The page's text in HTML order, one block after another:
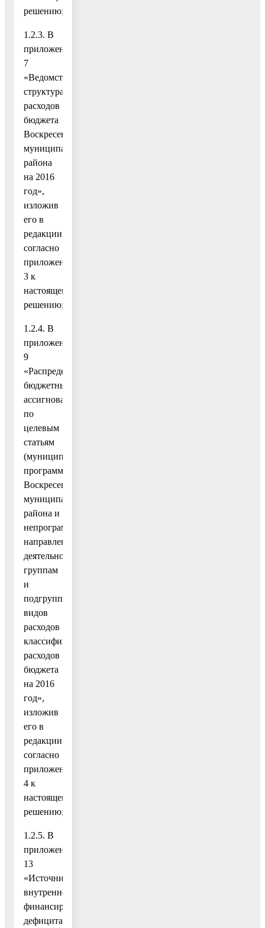
решению;
1.2.3. В
приложение
7
«Ведомственная
структура
расходов
бюджета
Воскресенского
муниципального
района
на 2016
год»,
изложив
его в
редакции
согласно
приложению
3 к
настоящему
решению;
1.2.4. В
приложение
9
«Распределение
бюджетных
ассигнований
по
целевым
статьям
(муниципальным
программам
Воскресенского
муниципального
района и
непрограммным
направлениям
деятельности),
группам
и
подгруппам
видов
расходов
классификации
расходов
бюджета
на 2016
год»,
изложив
его в
редакции
согласно
приложению
4 к
настоящему
решению;
1.2.5. В
приложение
13
«Источники
внутреннего
финансирования
дефицита